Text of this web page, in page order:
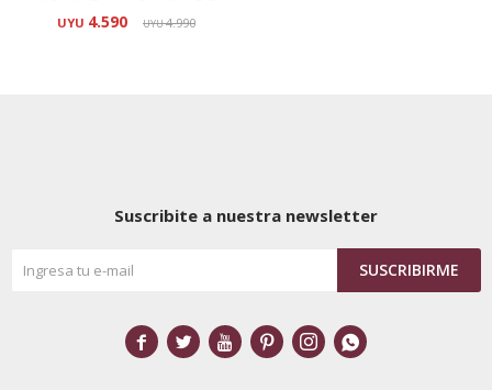
UYU 4.590 UYU4.990
Suscribite a nuestra newsletter
SUSCRIBIRME
     